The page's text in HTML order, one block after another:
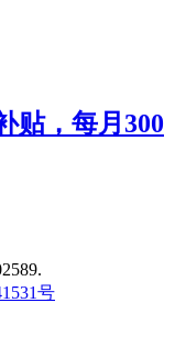
贴，每月300
号